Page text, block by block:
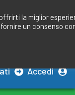
Accedi
la miglior
un consenso